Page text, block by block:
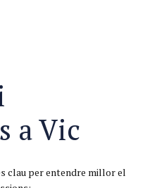
a Vic
clau per entendre millor el